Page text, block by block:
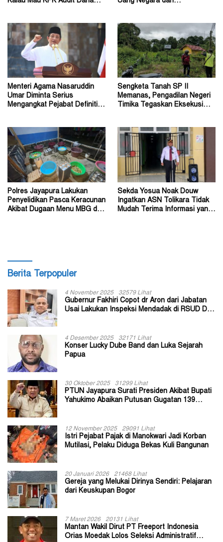
Menteri Agama Nasaruddin
Umar Diminta Serius
Mengangkat Pejabat Definitif
Sengketa Tanah SP II
Memanas, Pengadilan Negeri
Timika Tegaskan Eksekusi
Polres Jayapura Lakukan
Penyelidikan Pasca Keracunan
Akibat Dugaan Menu MBG di
Sekda Yosua Noak Douw
Ingatkan ASN Tolikara Tidak
Mudah Terima Informasi yang
Berita Terpopuler
4 November 2025 32579 Lihat
Gubernur Fakhiri Copot dr Aron dari Jabatan
Usai Lakukan Inspeksi Mendadak di RSUD Dok
4 Desember 2025 32171 Lihat
Konser Lucky Dube Band dan Luka Sejarah
Papua
30 Oktober 2025 31299 Lihat
PTUN Jayapura Surati Presiden Akibat Bupati
Yahukimo Abaikan Putusan Gugatan 139
12 November 2025 29091 Lihat
Istri Pejabat Pajak di Manokwari Jadi Korban
Mutilasi, Pelaku Diduga Bekas Kuli Bangunan
20 Januari 2026 21468 Lihat
Gereja yang Melukai Dirinya Sendiri: Pelajaran
dari Keuskupan Bogor
7 Maret 2026 20131 Lihat
Mantan Wakil Dirut PT Freeport Indonesia
Orias Moedak Lolos Seleksi Administratif